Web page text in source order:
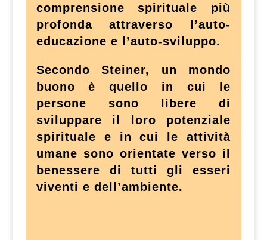
comprensione spirituale più
profonda attraverso l’auto-
educazione e l’auto-sviluppo.
Secondo Steiner, un mondo
buono è quello in cui le
persone sono libere di
sviluppare il loro potenziale
spirituale e in cui le attività
umane sono orientate verso il
benessere di tutti gli esseri
viventi e dell’ambiente.